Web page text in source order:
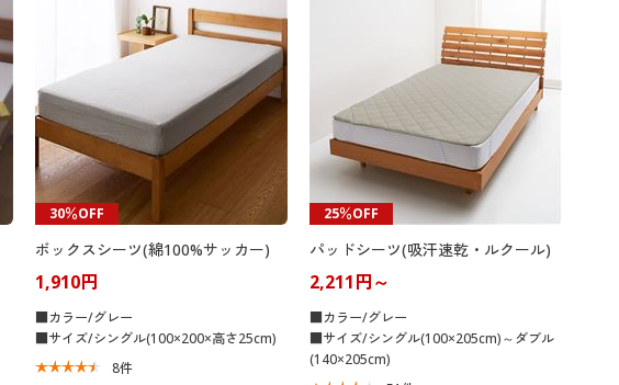
30％OFF
ボックスシーツ(綿100%サッカー)
1,910円
■カラー/グレー
■サイズ/シングル(100×200×高さ25cm)
8件
25％OFF
パッドシーツ(吸汗速乾・ルクール)
2,211円～
■カラー/グレー
■サイズ/シングル(100×205cm)～ダブル
(140×205cm)